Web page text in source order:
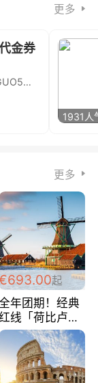
更多
金券
郭氏夫妻肺片MAISON GUO5欧代金券限量兑换啦！
1931人
更多
起
年团期！经典
线「荷比卢德
」七天循环 五
仅售99欧/人/
！巴黎上下！
拼房~